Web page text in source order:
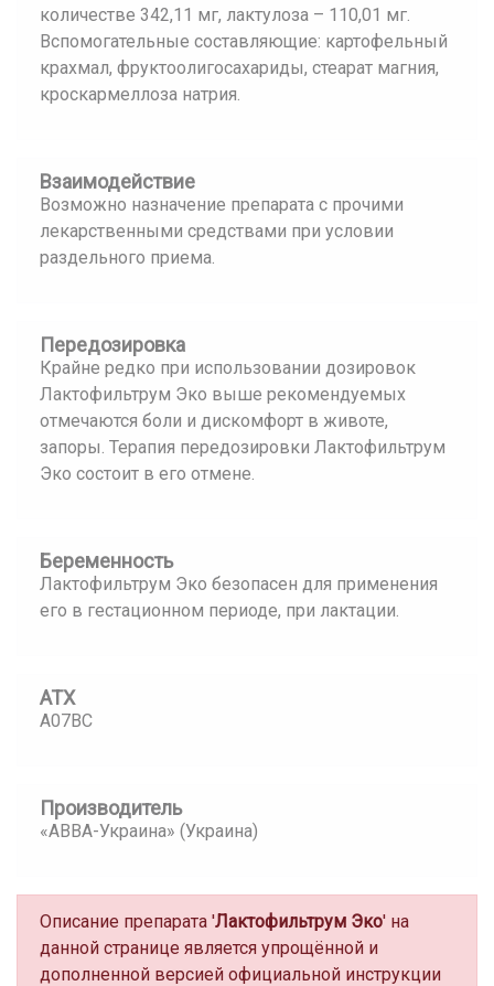
количестве 342,11 мг, лактулоза – 110,01 мг.
Вспомогательные составляющие: картофельный
крахмал, фруктоолигосахариды, стеарат магния,
кроскармеллоза натрия.
Взаимодействие
Возможно назначение препарата с прочими
лекарственными средствами при условии
раздельного приема.
Передозировка
Крайне редко при использовании дозировок
Лактофильтрум Эко выше рекомендуемых
отмечаются боли и дискомфорт в животе,
запоры. Терапия передозировки Лактофильтрум
Эко состоит в его отмене.
Беременность
Лактофильтрум Эко безопасен для применения
его в гестационном периоде, при лактации.
АТХ
A07BC
Производитель
«АВВА-Украина» (Украина)
Описание препарата 'Лактофильтрум Эко' на
данной странице является упрощённой и
дополненной версией официальной инструкции